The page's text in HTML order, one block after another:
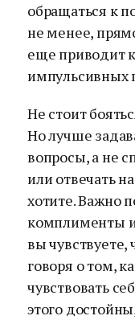
обращаться к
не менее,
еще приводит
импульсивных
Не стоит
Но лучше
вопросы, а не
или отвечать
хотите. Важно
комплименты
вы
говоря о том,
чувствовать
этого